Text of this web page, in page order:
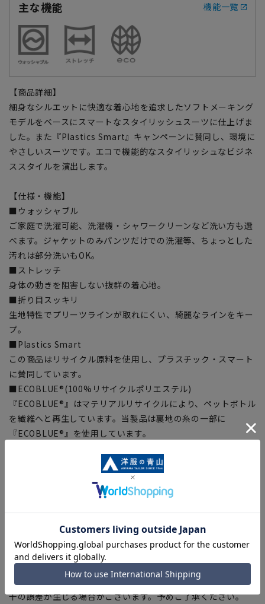
主な機能 機能一覧
【商品詳細】
細身なシルエットに快適な着心地を追求したソフトメーキング
モデルをベースにスマートなスタイリッシュスーツに仕上げま
した。また『Plastics Smart』キャンペーンに賛同し、環境に
やさしいスーツです。エコで機能的なスタイリッシュなビジネ
ススタイルを演出します。
【仕様・機能】
■ウォッシャブル
ご家庭で洗濯可能、洗濯機・シャワークリーンなど洗い方も選
べます。ジャケットのみパンツだけでの洗濯等、ちょっとした
汚れは部分洗いもOK。
■ストレッチ
身体の動きを阻害しない抜群の着心地。
■折り目スッキリ
生地特性でプリーツラインが取れにくい、綺麗なラインをキー
プ。
■Plastics Smart
この商品はリサイクル原料を使用し、プラスチック・スマート
に賛同しています。
■ECOBLUE®(100%リサイクルポリエステル)
『ECOBLUE®』はマテリアルリサイクルにより、ペットボトル
を繊維へと再生しています。当製品は裏地の糸の一部に
『ECOBLUE®』を使用しています。
【シルエット】《細め(スリム)》 (当社比)
【商品に関するご注意】
■ブラウザやお使いのモニター環境、室内外等の撮影時の環境
下での光加減により、実際の商品と掲載画像の色味が異なる場
合がございます。
■生地や仕様・デザインにより、着用感や実際のサイズ表に若
干の誤差が生じる場合がございます。予めご了承ください。